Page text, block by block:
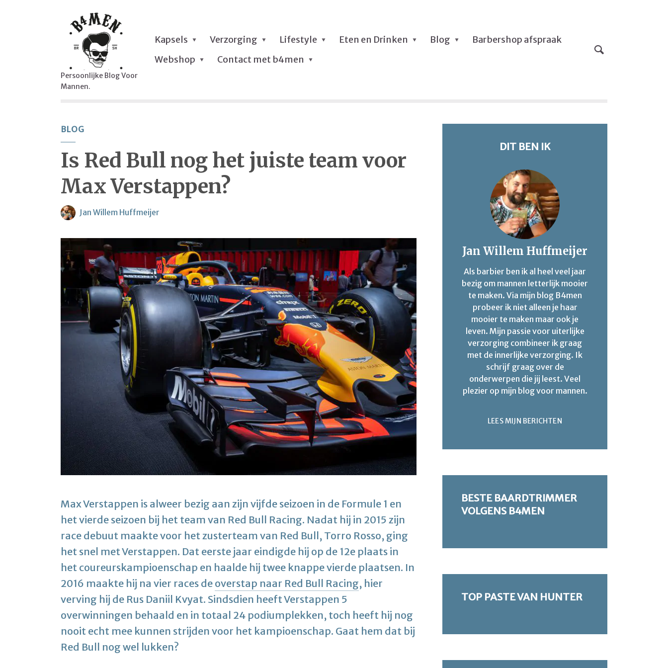
Persoonlijke Blog Voor
Mannen.
Kapsels Verzorging Lifestyle Eten en Drinken Blog
Barbershop afspraak
Webshop
Contact met b4men
BLOG
Is Red Bull nog het juiste team voor
Max Verstappen?
Jan Willem Huffmeijer
Max Verstappen is alweer bezig aan zijn vijfde seizoen in de Formule 1 en
het vierde seizoen bij het team van Red Bull Racing. Nadat hij in 2015 zijn
race debuut maakte voor het zusterteam van Red Bull, Torro Rosso, ging
het snel met Verstappen. Dat eerste jaar eindigde hij op de 12e plaats in
het coureurskampioenschap en haalde hij twee knappe vierde plaatsen. In
2016 maakte hij na vier races de overstap naar Red Bull Racing, hier
verving hij de Rus Daniil Kvyat. Sindsdien heeft Verstappen 5
overwinningen behaald en in totaal 24 podiumplekken, toch heeft hij nog
nooit echt mee kunnen strijden voor het kampioenschap. Gaat hem dat bij
Red Bull nog wel lukken?
DIT BEN IK
Jan Willem Huffmeijer
Als barbier ben ik al heel veel jaar
bezig om mannen letterlijk mooier
te maken. Via mijn blog B4men
probeer ik niet alleen je haar
mooier te maken maar ook je
leven. Mijn passie voor uiterlijke
verzorging combineer ik graag
met de innerlijke verzorging. Ik
schrijf graag over de
onderwerpen die jij leest. Veel
plezier op mijn blog voor mannen.
LEES MIJN BERICHTEN
BESTE BAARDTRIMMER
VOLGENS B4MEN
TOP PASTE VAN HUNTER